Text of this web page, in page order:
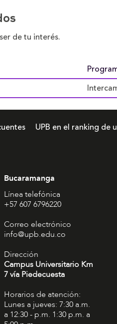
de tu interés.
UPB en el ranking de
Bucaramanga
Línea telefónica
+57 607 6796220
Correo electrónico
info@upb.edu.co
Dirección
Campus Universitario Km
7 vía Piedecuesta
Horarios de atención:
Lunes a jueves: 7:30 a.m.
a 12:30 - p.m. 1:30 p.m. a